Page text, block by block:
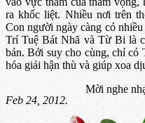
ra khốc liệt. Nhiều nơi trên
Con người ngày càng có
Trí Tuệ Bát Nhã và Từ Bi là
bản. Bởi suy cho cùng, chỉ
hóa giải hận thù và giúp xoa
Feb 24, 2012.
Mời nghe